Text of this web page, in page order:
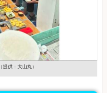
（提供：大山丸）